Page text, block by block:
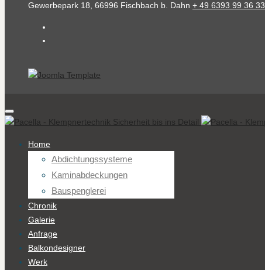
Gewerbepark 18, 66996 Fischbach b. Dahn + 49 6393 99 36 33
Home
Abdichtungssysteme
Kaminabdeckungen
Bauspenglerei
Chronik
Galerie
Anfrage
Balkondesigner
Werk